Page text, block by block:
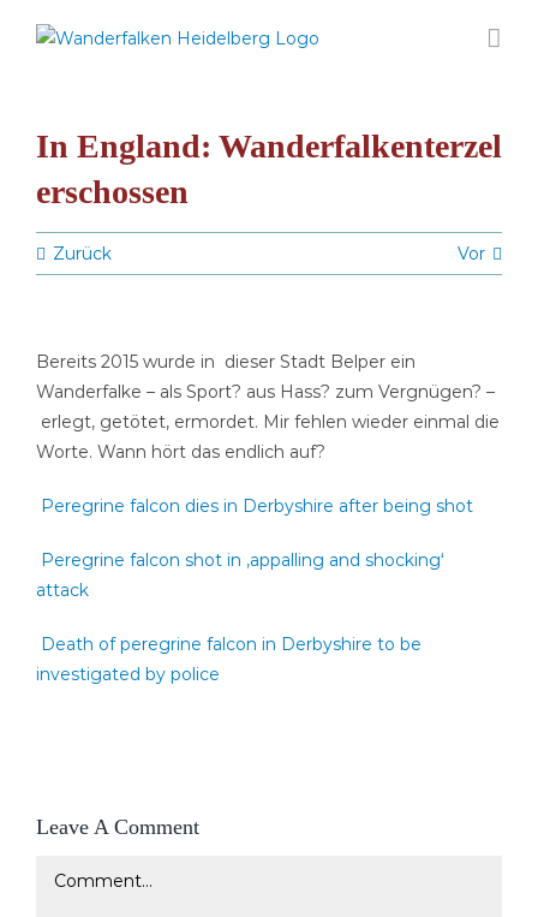
Inhalt
In England: Wanderfalkenterzel
erschossen
Zurück Vor
Bereits 2015 wurde in dieser Stadt Belper ein
Wanderfalke – als Sport? aus Hass? zum Vergnügen? –
erlegt, getötet, ermordet. Mir fehlen wieder einmal die
Worte. Wann hört das endlich auf?
Peregrine falcon dies in Derbyshire after being shot
Peregrine falcon shot in ‚appalling and shocking‘
attack
Death of peregrine falcon in Derbyshire to be
investigated by police
Leave A Comment
Comment